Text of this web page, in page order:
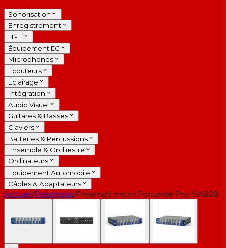
Sonorisation
Enregistrement
Hi-Fi
Équipement DJ
Microphones
Écouteurs
Éclairage
Intégration
Audio Visuel
Guitares & Basses
Claviers
Batteries & Percussions
Ensemble & Orchestre
Ordinateurs
Équipement Automobile
Câbles & Adaptateurs
Accueil/Préamplis/Préampli micro Focusrite Pro ISA828